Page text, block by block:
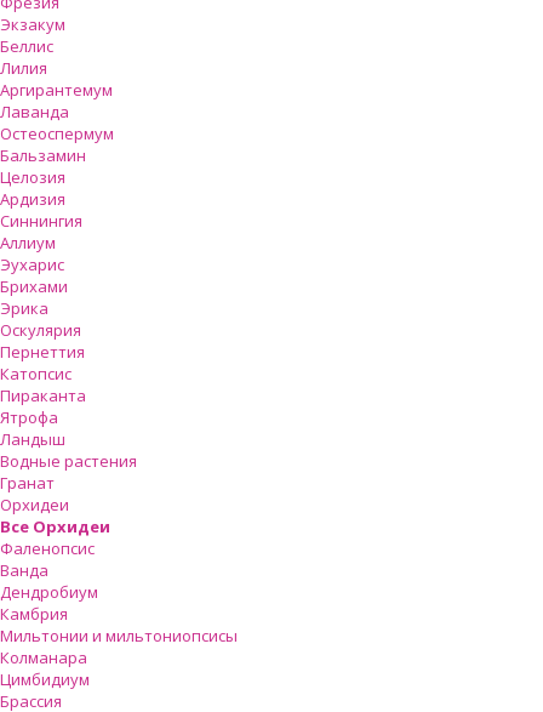
Экзакум
Беллис
Лилия
Аргирантемум
Лаванда
Остеоспермум
Бальзамин
Целозия
Ардизия
Синнингия
Аллиум
Эухарис
Брихами
Эрика
Оскулярия
Пернеттия
Катопсис
Пираканта
Ятрофа
Ландыш
Водные растения
Гранат
Орхидеи
Все Орхидеи
Фаленопсис
Ванда
Дендробиум
Камбрия
Мильтонии и мильтониопсисы
Колманара
Цимбидиум
Брассия